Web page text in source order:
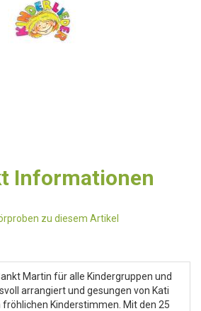
Informationen
zu diesem Artikel
Martin für alle Kindergruppen und
arrangiert und gesungen von Kati
fröhlichen Kinderstimmen. Mit den 25